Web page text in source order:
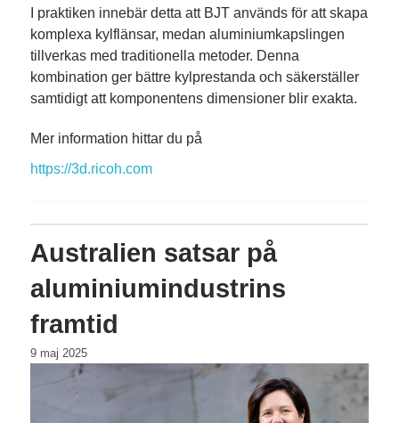
I praktiken innebär detta att BJT används för att skapa
komplexa kylflänsar, medan aluminiumkapslingen
tillverkas med traditionella metoder. Denna
kombination ger bättre kylprestanda och säkerställer
samtidigt att komponentens dimensioner blir exakta.
Mer information hittar du på
https://3d.ricoh.com
Australien satsar på
aluminiumindustrins
framtid
9 maj 2025